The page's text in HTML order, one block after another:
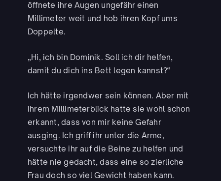
öffnete ihre Augen ungefähr einen
Millimeter weit und hob ihren Kopf ums
Doppelte.
„Hi, ich bin Dominik. Soll ich dir helfen,
damit du dich ins Bett legen kannst?“
Ich hätte irgendwer sein können. Aber mit
ihrem Millimeterblick hatte sie wohl schon
erkannt, dass von mir keine Gefahr
ausging. Ich griff ihr unter die Arme,
versuchte ihr auf die Beine zu helfen und
hätte nie gedacht, dass eine so zierliche
Frau doch so viel Gewicht haben kann.